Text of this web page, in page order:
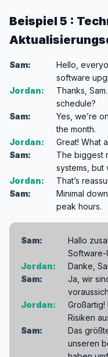
Beispiel 5 :
Sam:
Hello,
software
Jordan:
Thanks,
schedule?
Sam:
Yes, we’re
the month.
Jordan:
Great! What
Sam:
The biggest
systems, but
Jordan:
That’s
Sam:
Minimal
peak hours.
Sam:
Hallo
Jordan:
Danke,
Sam:
Ja, wir
Jordan:
Risiken
Sam:
Das
unseren